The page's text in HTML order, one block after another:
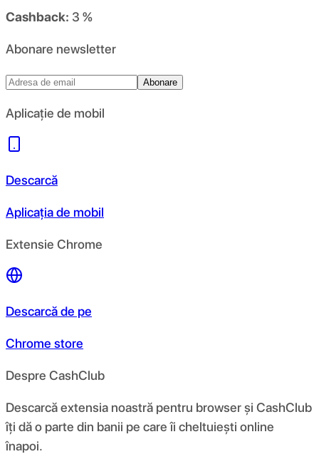
Cashback: 3 %
Abonare newsletter
Abonare
Aplicație de mobil
Descarcă
Aplicația de mobil
Extensie Chrome
Descarcă de pe
Chrome store
Despre CashClub
Descarcă extensia noastră pentru browser și CashClub
îți dă o parte din banii pe care îi cheltuiești online
înapoi.